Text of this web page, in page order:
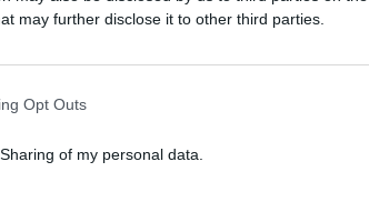
may further disclose it to other third parties.
Opt Outs
of my personal data.